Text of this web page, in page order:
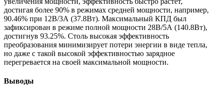
достигая более 90% в режимах средней мощности, например,
90.46% при 12В/3А (37.8Вт). Максимальный КПД был
зафиксирован в режиме полной мощности 28В/5А (140.8Вт),
достигнув 93.25%. Столь высокая эффективность
преобразования минимизирует потери энергии в виде тепла,
но даже с такой высокой эффективностью зарядное
перегревается на своей максимальной мощности.
Выводы